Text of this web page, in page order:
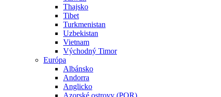
Thajsko
Tibet
Turkmenistan
Uzbekistan
Vietnam
Východný Timor
Európa
Albánsko
Andorra
Anglicko
Azorské ostrovy (POR)